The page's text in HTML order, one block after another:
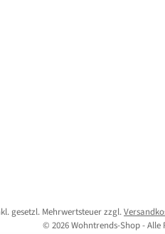
gesetzl. Mehrwertsteuer zzgl.
© 2026 Wohntrends-Shop -